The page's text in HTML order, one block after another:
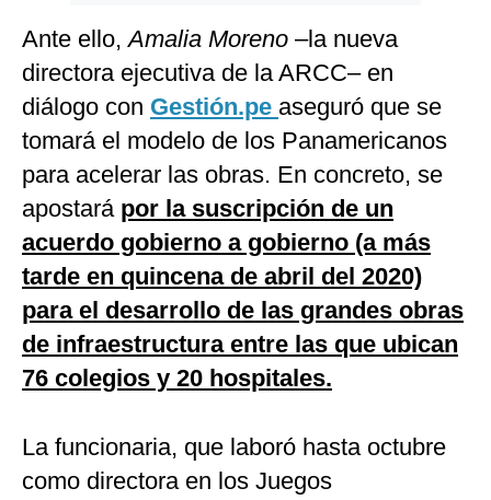
Ante ello,Amalia Moreno –la nueva
directora ejecutiva de la ARCC– en
diálogo con Gestión.pe aseguró que se
tomará el modelo de los Panamericanos
para acelerar las obras. En concreto, se
apostará por la suscripción de un
acuerdo gobierno a gobierno (a más
tarde en quincena de abril del 2020)
para el desarrollo de las grandes obras
de infraestructura entre las que ubican
76 colegios y 20 hospitales.
La funcionaria, que laboró hasta octubre
como directora en los Juegos